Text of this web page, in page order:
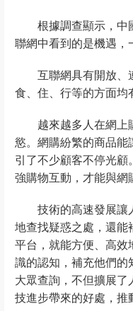
根據調查顯示，中
聯網中看到的是機遇，
互聯網具有開放、
食、住、行等的方面均
越來越多人在網
慾。網購紛繁的商品
引了不少顧客不停光
強購物互動，才能與網
技術的高速發展讓
地查找疑惑之處，還
平台，就能方便、高
識的認知，補充他們
大眾查詢，不但擴展
技進步帶來的好處，推